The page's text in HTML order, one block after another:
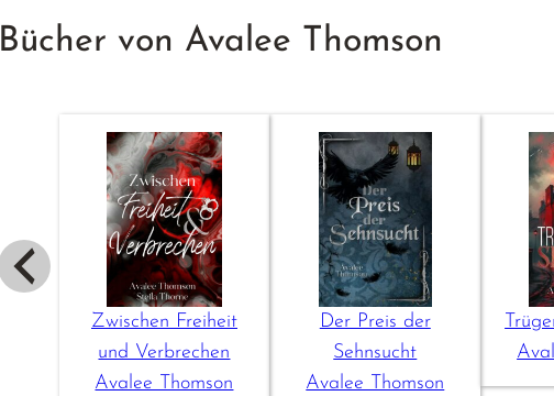
Bücher von Avalee Thomson
Zwischen Freiheit
und Verbrechen
Avalee Thomson
Der Preis der
Sehnsucht
Avalee Thomson